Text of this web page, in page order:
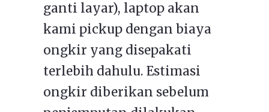
ganti layar), laptop akan
kami pickup dengan biaya
ongkir yang disepakati
terlebih dahulu. Estimasi
ongkir diberikan sebelum